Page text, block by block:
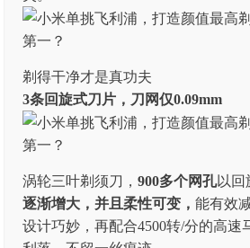
剃得干净才是真功夫
3条回旋式刀片，刀网仅0.09mm
涡轮三叶剃须刀，900多个网孔以回
逐渐增大，并且柔性可变，能有效
设计巧妙，再配合4500转/分的高速